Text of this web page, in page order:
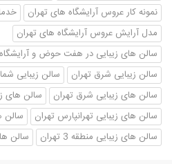
نمونه کار عروس آرایشگاه های تهران
مدل آرایش عروس آرایشگاه های تهران
سالن های زیبایی در هفت حوض و
سالن زیبایی شرق تهران
سالن زیبایی
سالن های زیبایی شرق تهران
سالن های
سالن های زیبایی تهرانپارس تهران
سالن
سالن های زیبایی منطقه 3 تهران
سالن